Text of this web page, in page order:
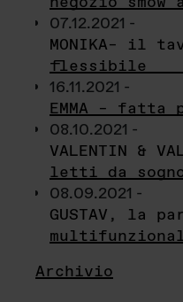
07.12.2021 -
MONIKA– il
flessibile
16.11.2021 -
EMMA –
08.10.2021 -
VALENTIN &
letti da
08.09.2021 -
GUSTAV, la
Archivio